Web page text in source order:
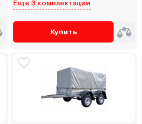
Еще 3 комплектации
Купить